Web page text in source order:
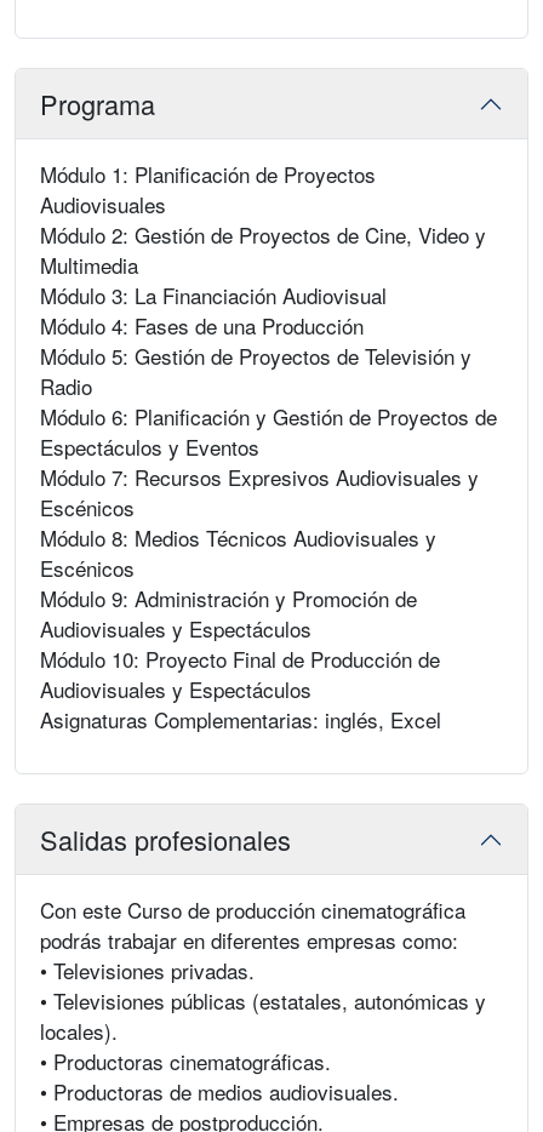
Programa
Módulo 1: Planificación de Proyectos
Audiovisuales
Módulo 2: Gestión de Proyectos de Cine, Video y
Multimedia
Módulo 3: La Financiación Audiovisual
Módulo 4: Fases de una Producción
Módulo 5: Gestión de Proyectos de Televisión y
Radio
Módulo 6: Planificación y Gestión de Proyectos de
Espectáculos y Eventos
Módulo 7: Recursos Expresivos Audiovisuales y
Escénicos
Módulo 8: Medios Técnicos Audiovisuales y
Escénicos
Módulo 9: Administración y Promoción de
Audiovisuales y Espectáculos
Módulo 10: Proyecto Final de Producción de
Audiovisuales y Espectáculos
Asignaturas Complementarias: inglés, Excel
Salidas profesionales
Con este Curso de producción cinematográfica
podrás trabajar en diferentes empresas como:
• Televisiones privadas.
• Televisiones públicas (estatales, autonómicas y
locales).
• Productoras cinematográficas.
• Productoras de medios audiovisuales.
• Empresas de postproducción.